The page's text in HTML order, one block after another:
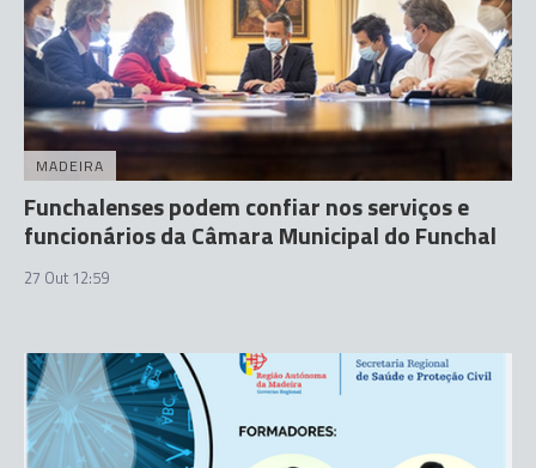
MADEIRA
Funchalenses podem confiar nos serviços e
funcionários da Câmara Municipal do Funchal
27 Out 12:59